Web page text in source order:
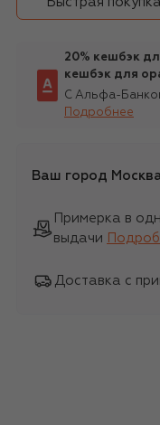
20% кешбэк
кешбэк для
С Альфа-
Подробнее
Ваш город
Примерка в
выдачи
Доставка с